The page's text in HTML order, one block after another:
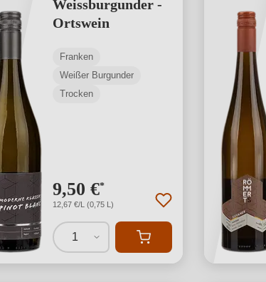
Weissburgunder -
Ortswein
Franken
Weißer Burgunder
Trocken
9,50 €*
12,67 €/L (0,75 L)
1